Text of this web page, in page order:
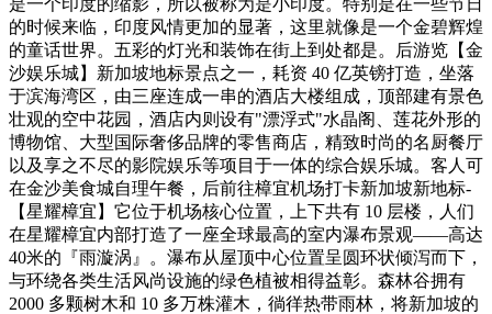
的时候来临，印度风情更加的显著，这里就像是一个金碧辉煌
的童话世界。五彩的灯光和装饰在街上到处都是。后游览【金
沙娱乐城】新加坡地标景点之一，耗资 40 亿英镑打造，坐落
于滨海湾区，由三座连成一串的酒店大楼组成，顶部建有景色
壮观的空中花园，酒店内则设有"漂浮式"水晶阁、莲花外形的
博物馆、大型国际奢侈品牌的零售商店，精致时尚的名厨餐厅
以及享之不尽的影院娱乐等项目于一体的综合娱乐城。客人可
在金沙美食城自理午餐，后前往樟宜机场打卡新加坡新地标-
【星耀樟宜】它位于机场核心位置，上下共有 10 层楼，人们
在星耀樟宜内部打造了一座全球最高的室内瀑布景观——高达
40米的『雨漩涡』。瀑布从屋顶中心位置呈圆环状倾泻而下，
与环绕各类生活风尚设施的绿色植被相得益彰。森林谷拥有
2000 多颗树木和 10 多万株灌木，徜徉热带雨林，将新加坡的